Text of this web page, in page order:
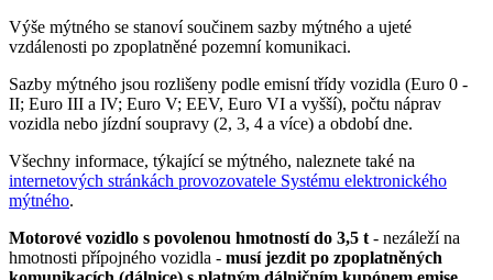
Výše mýtného se stanoví součinem sazby mýtného a ujeté
vzdálenosti po zpoplatněné pozemní komunikaci.
Sazby mýtného jsou rozlišeny podle emisní třídy vozidla (Euro 0 -
II; Euro III a IV; Euro V; EEV, Euro VI a vyšší), počtu náprav
vozidla nebo jízdní soupravy (2, 3, 4 a více) a období dne.
Všechny informace, týkající se mýtného, naleznete také na
internetových stránkách provozovatele Systému elektronického
mýtného.
Motorové vozidlo s povolenou hmotností do 3,5 t - nezáleží na
hmotnosti přípojného vozidla - musí jezdit po zpoplatněných